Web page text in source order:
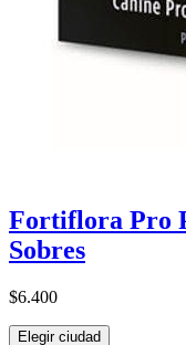
Fortiflora Pro
Sobres
$6.400
Elegir ciudad